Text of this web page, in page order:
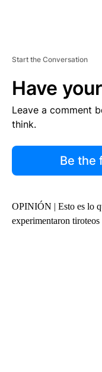
Start the Conversation
Have
Leave a comment
think.
Be the
OPINIÓN | Esto es lo
experimentaron